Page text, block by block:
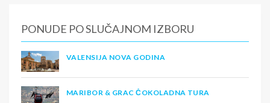
PONUDE PO SLUČAJNOM IZBORU
VALENSIJA NOVA GODINA
MARIBOR & GRAC ČOKOLADNA TURA